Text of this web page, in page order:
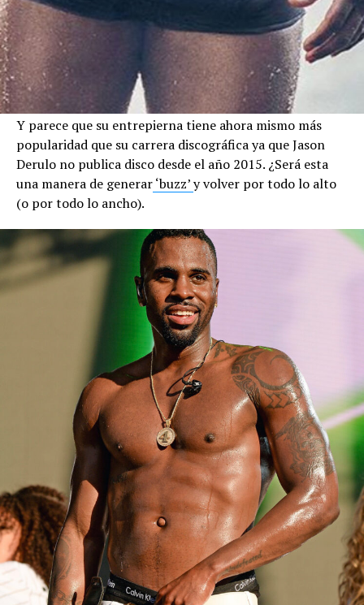
Y parece que su entrepierna tiene ahora mismo más
popularidad que su carrera discográfica ya que Jason
Derulo no publica disco desde el año 2015. ¿Será esta
una manera de generar‘buzz’y volver por todo lo alto
(o por todo lo ancho).